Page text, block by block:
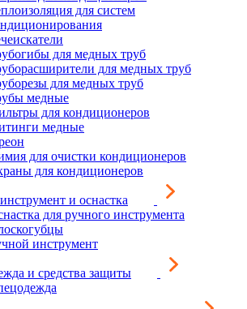
для систем
для медных труб
для медных труб
для медных труб
медные
для кондиционеров
медные
для очистки кондиционеров
для кондиционеров
и оснастка
для ручного инструмента
инструмент
и средства защиты